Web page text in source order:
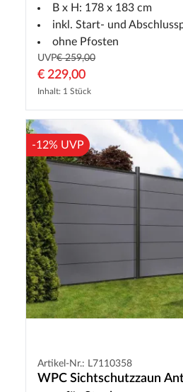
B x H: 178 x 183 cm
inkl. Start- und
ohne Pfosten
UVP€ 259,00
€ 229,00
Inhalt: 1 Stück
-12% UVP
Artikel-Nr.: L7110358
WPC Sichtschutzzaun